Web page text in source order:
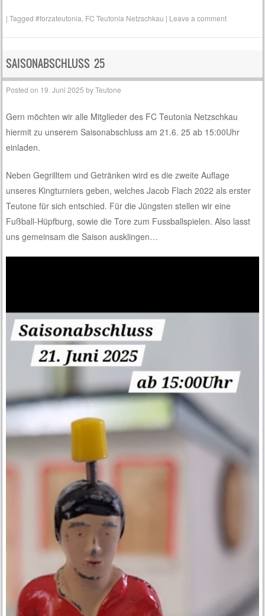
|Tagged#forzateutonia FC Teutonia Netzschkau | Leave a comment
SAISONABSCHLUSS 25
Posted on 19. Juni 2025 byTeutone
Gern möchten wir alle Mitglieder des FC Teutonia Netzschkau
hiermit zu unserem Saisonabschluss am 21.6. 25 ab 15:00Uhr
einladen.
Neben Gegrilltem und Getränken wird es die zweite Auflage
unseres Kingturniers geben, welches Jacob Flach 2022 als erster
Teutone für sich entschied. Für die Jüngsten stellen wir eine
Fußball-Hüpfburg, sowie die Tore zum Fussballspielen. Also lasst
uns gemeinsam die Saison ausklingen…